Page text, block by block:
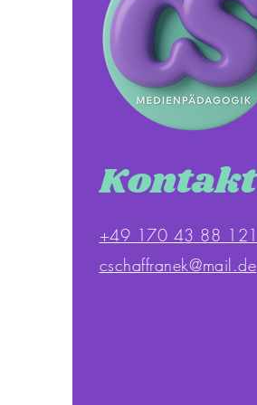
Kontakt
+49 170 43 88 121
cschaffranek@mail.de